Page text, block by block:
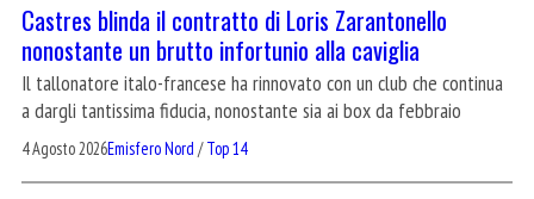
Castres blinda il contratto di Loris Zarantonello
nonostante un brutto infortunio alla caviglia
Il tallonatore italo-francese ha rinnovato con un club che continua
a dargli tantissima fiducia, nonostante sia ai box da febbraio
4 Agosto 2026Emisfero Nord /Top 14